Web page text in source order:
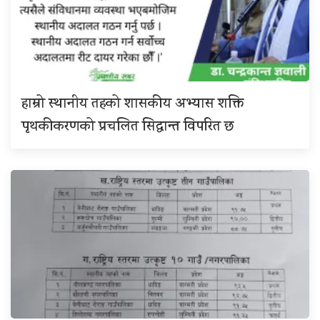
हाम्रो स्थानीय तहको शासकीय अभ्यास शक्ति
पृथकीकरणको प्रचलित सिद्धान्त विपरित छ